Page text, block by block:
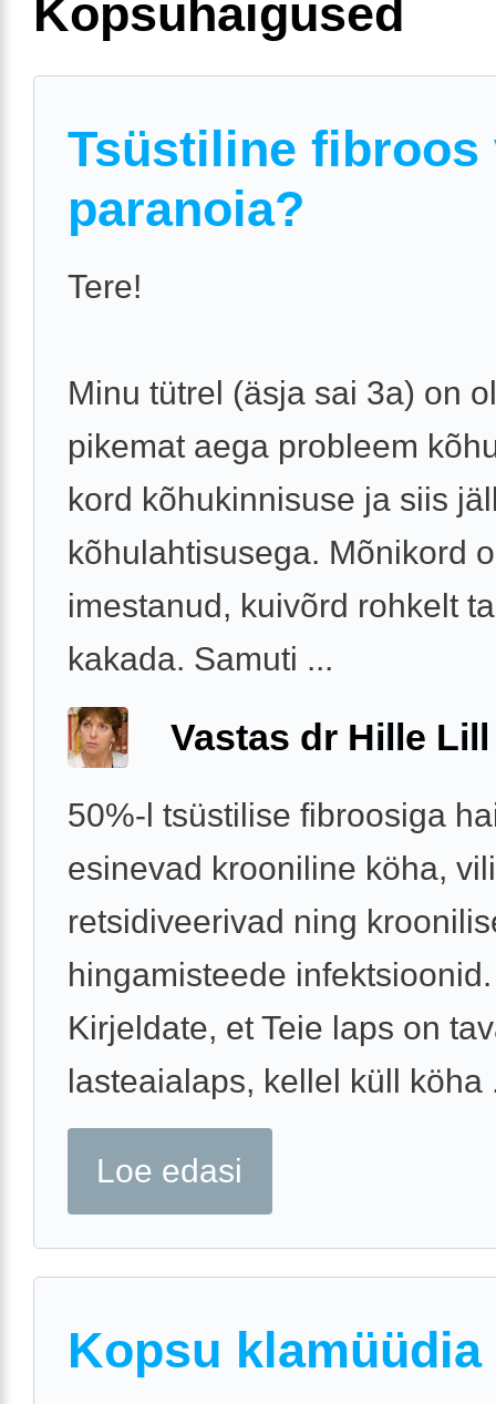
Kopsuhaigused
Tsüstiline fibroos
paranoia?
Tere!
Minu tütrel (äsja sai 3a) on
pikemat aega probleem
kord kõhukinnisuse ja siis
kõhulahtisusega. Mõnikord
imestanud, kuivõrd rohkelt
kakada. Samuti ...
Vastas dr Hille Lill
50%-l tsüstilise fibroosiga
esinevad krooniline köha,
retsidiveerivad ning
hingamisteede infektsioonid.
Kirjeldate, et Teie laps on
lasteaialaps, kellel küll köha
Loe edasi
Kopsu klamüüdia